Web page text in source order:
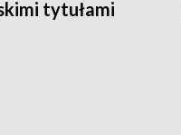
tytułami